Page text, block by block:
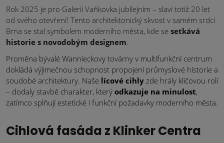
Rok 2025 je pro Galerii Vaňkovka jubilejním – slaví totiž 20 let
od svého otevření! Tento architektonický skvost v samém srdci
Brna se stal symbolem moderního města, kde se setkává
historie s novodobým designem.
Proměna bývalé Wannieckovy továrny v multifunkční centrum
dokládá výjimečnou schopnost propojení průmyslové historie a
soudobé architektury. Naše lícové cihly zde hrály klíčovou roli
– dodaly stavbě charakter, který odkazuje na minulost,
zatímco splňují estetické i funkční požadavky moderního města.
Cihlová fasáda z Klinker Centra